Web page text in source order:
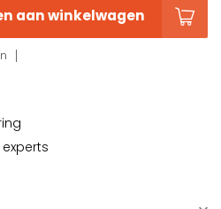
aan winkelwagen